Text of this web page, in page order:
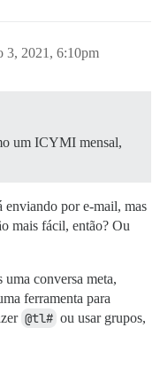
3, 2021, 6:10pm
um ICYMI mensal,
enviando por e-mail, mas
mais fácil, então? Ou
conversa meta,
ferramenta para
@tl# ou usar grupos,